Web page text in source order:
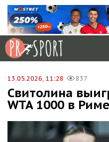
13.05.2026, 11:28 837
Свитолина
WTA 1000 в Риме